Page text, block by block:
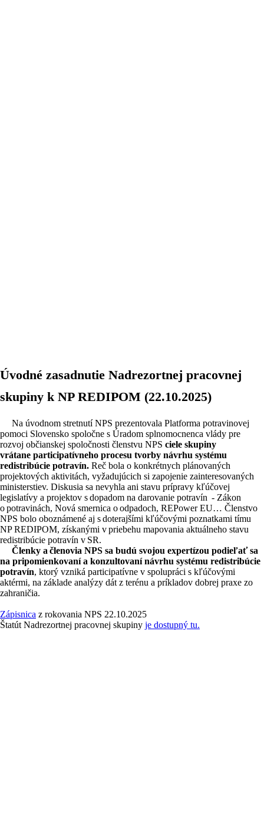
Úvodné zasadnutie Nadrezortnej pracovnej
skupiny k NP REDIPOM (22.10.2025)
Na úvodnom stretnutí NPS prezentovala Platforma potravinovej
pomoci Slovensko spoločne s Úradom splnomocnenca vlády pre
rozvoj občianskej spoločnosti členstvu NPS ciele skupiny
vrátane participatívneho procesu tvorby návrhu systému
redistribúcie potravín. Reč bola o konkrétnych plánovaných
projektových aktivitách, vyžadujúcich si zapojenie zainteresovaných
ministerstiev. Diskusia sa nevyhla ani stavu prípravy kľúčovej
legislatívy a projektov s dopadom na darovanie potravín - Zákon
o potravinách, Nová smernica o odpadoch, REPower EU… Členstvo
NPS bolo oboznámené aj s doterajšími kľúčovými poznatkami tímu
NP REDIPOM, získanými v priebehu mapovania aktuálneho stavu
redistribúcie potravín v SR.
Členky a členovia NPS sa budú svojou expertízou podieľať sa
na pripomienkovaní a konzultovaní návrhu systému redistribúcie
potravín, ktorý vzniká participatívne v spolupráci s kľúčovými
aktérmi, na základe analýzy dát z terénu a príkladov dobrej praxe zo
zahraničia.
Zápisnica z rokovania NPS 22.10.2025
Štatút Nadrezortnej pracovnej skupiny je dostupný tu.